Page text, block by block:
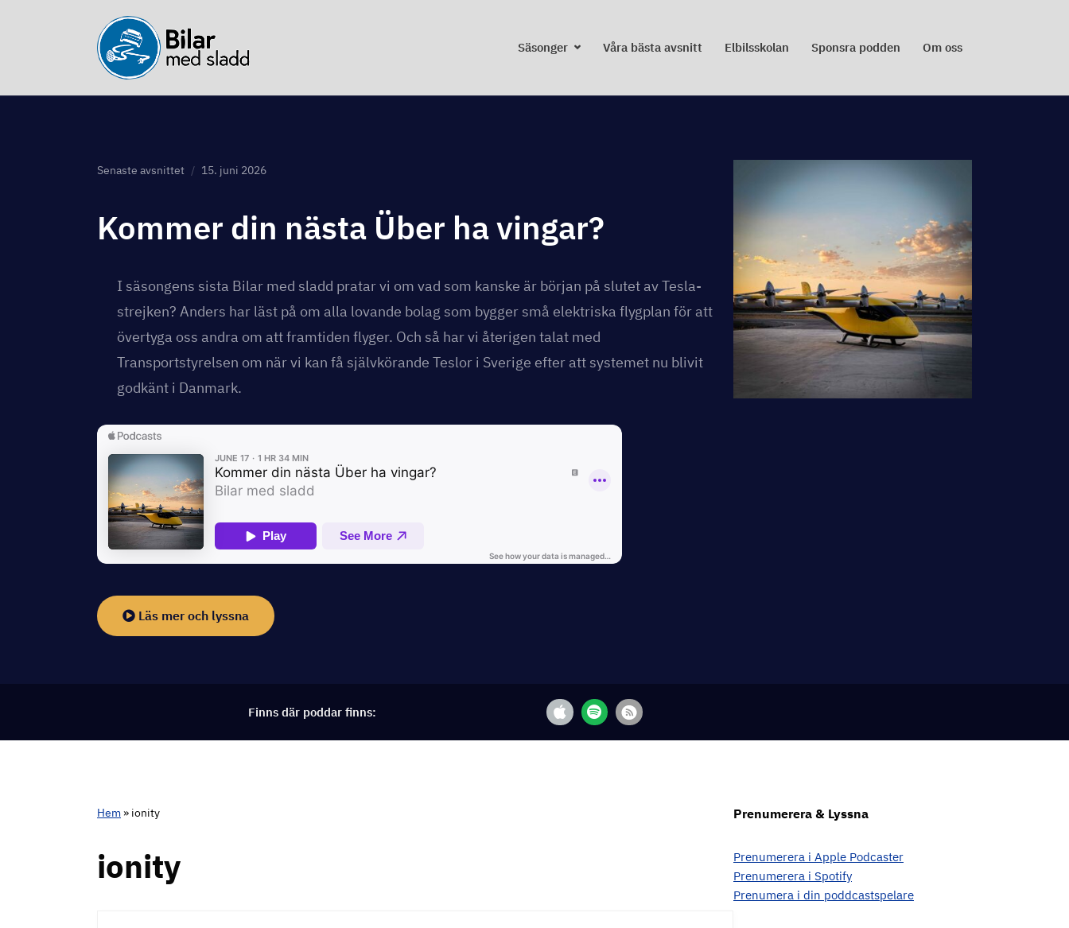
content
Säsonger Våra bästa avsnitt Elbilsskolan Sponsra podden Om oss
Senaste avsnittet 15. juni 2026
Kommer din nästa Über ha vingar?
I säsongens sista Bilar med sladd pratar vi om vad som kanske är början på slutet av Tesla-
strejken? Anders har läst på om alla lovande bolag som bygger små elektriska flygplan för att
övertyga oss andra om att framtiden flyger. Och så har vi återigen talat med
Transportstyrelsen om när vi kan få självkörande Teslor i Sverige efter att systemet nu blivit
godkänt i Danmark.
Läs mer och lyssna
Finns där poddar finns:
Hem» ionity
ionity
Prenumerera & Lyssna
Prenumerera i Apple Podcaster
Prenumerera i Spotify
Prenumera i din poddcastspelare